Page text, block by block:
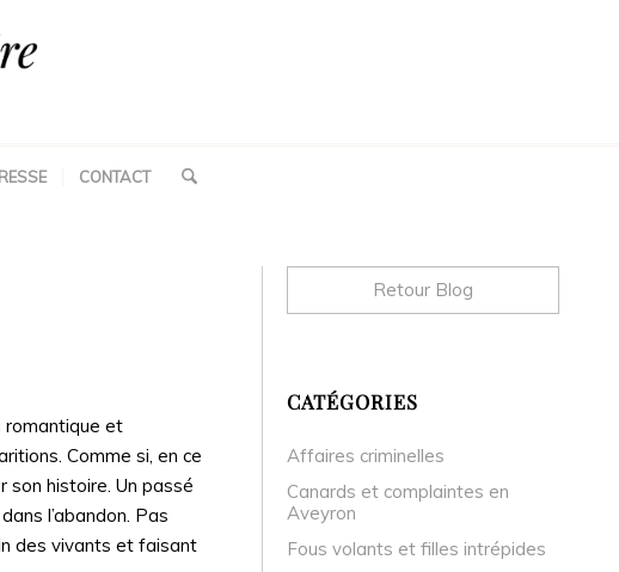
CONTACT
romantique et
Comme si, en ce
son histoire. Un passé
l’abandon. Pas
des vivants et faisant
Retour Blog
CATÉGORIES
Affaires criminelles
Canards et complaintes en
Aveyron
Fous volants et filles intrépides